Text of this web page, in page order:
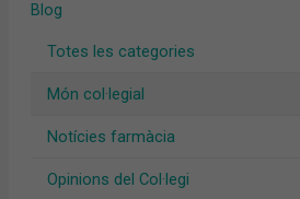
Blog
Totes les categories
Món col·legial
Notícies farmàcia
Opinions del Col·legi